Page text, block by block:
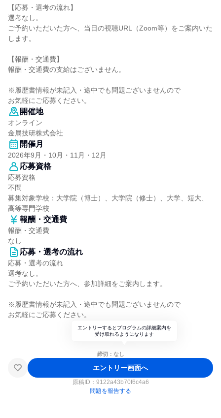
【応募・選考の流れ】
選考なし。
ご予約いただいた方へ、当日の視聴URL（Zoom等）をご案内いた
します。
【報酬・交通費】
報酬・交通費の支給はございません。
※履歴書情報が未記入・途中でも問題ございませんので
お気軽にご応募ください。
開催地
オンライン
金属技研株式会社
開催月
2026年9月・10月・11月・12月
応募資格
応募資格
不問
募集対象学校：大学院（博士）、大学院（修士）、大学、短大、
高等専門学校
報酬・交通費
報酬・交通費
なし
応募・選考の流れ
応募・選考の流れ
選考なし。
ご予約いただいた方へ、参加詳細をご案内します。
※履歴書情報が未記入・途中でも問題ございませんので
お気軽にご応募ください。
エントリーするとプログラムの詳細案内を
受け取れるようになります
締切：なし
エントリー画面へ
原稿ID： 9122a43b70f6c4a6
問題を報告する